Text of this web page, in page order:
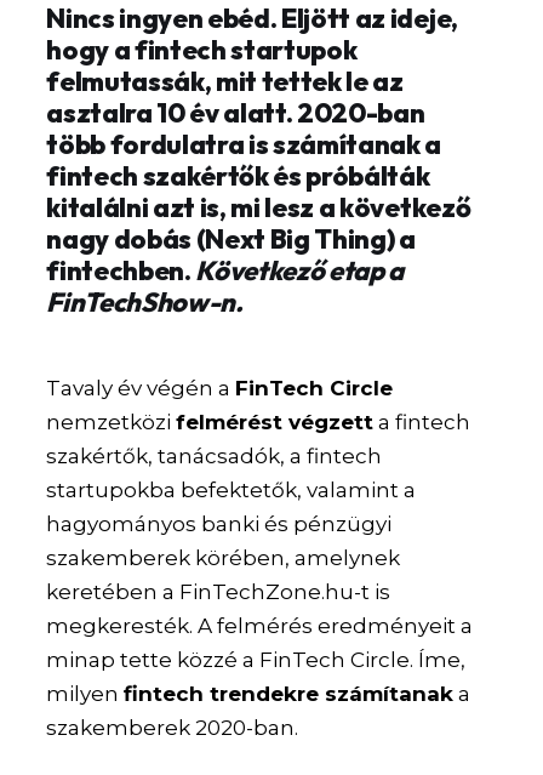
Nincs ingyen ebéd. Eljött az ideje,
hogy a fintech startupok
felmutassák, mit tettek le az
asztalra 10 év alatt. 2020-ban
több fordulatra is számítanak a
fintech szakértők és próbálták
kitalálni azt is, mi lesz a következő
nagy dobás (Next Big Thing) a
fintechben.Következő etap a
FinTechShow-n.
Tavaly év végén a FinTech Circle
nemzetközifelmérést végzett a fintech
szakértők, tanácsadók, a fintech
startupokba befektetők, valamint a
hagyományos banki és pénzügyi
szakemberek körében, amelynek
keretében a FinTechZone.hu-t is
megkeresték. A felmérés eredményeit a
minap tette közzé a FinTech Circle. Íme,
milyenfintech trendekre számítanak a
szakemberek 2020-ban.